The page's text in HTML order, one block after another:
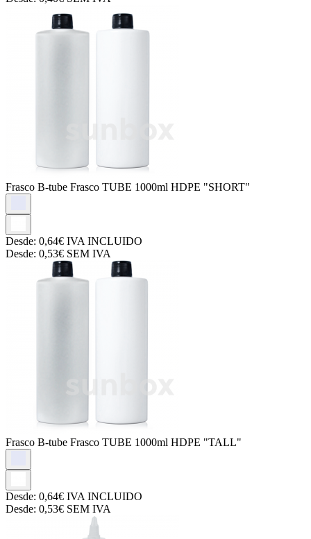
Frasco B-tube Frasco TUBE 1000ml HDPE "SHORT"
Desde: 0,64€ IVA INCLUIDO
Desde: 0,53€ SEM IVA
Frasco B-tube Frasco TUBE 1000ml HDPE "TALL"
Desde: 0,64€ IVA INCLUIDO
Desde: 0,53€ SEM IVA